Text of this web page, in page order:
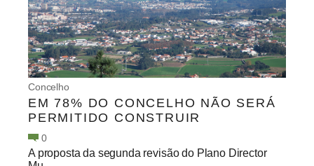
Concelho
EM 78% DO CONCELHO NÃO SERÁ
PERMITIDO CONSTRUIR
0
A proposta da segunda revisão do Plano Director